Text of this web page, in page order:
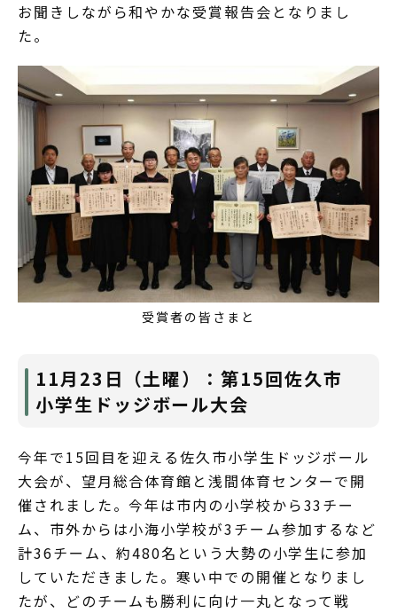
お聞きしながら和やかな受賞報告会となりまし
た。
受賞者の皆さまと
11月23日（土曜）：第15回佐久市
小学生ドッジボール大会
今年で15回目を迎える佐久市小学生ドッジボール
大会が、望月総合体育館と浅間体育センターで開
催されました。今年は市内の小学校から33チー
ム、市外からは小海小学校が3チーム参加するなど
計36チーム、約480名という大勢の小学生に参加
していただきました。寒い中での開催となりまし
たが、どのチームも勝利に向け一丸となって戦